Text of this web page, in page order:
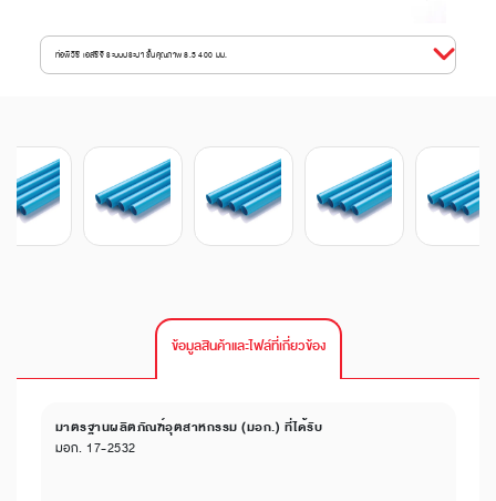
ท่อพีวีซี เอสซีจี ระบบประปา ชั้นคุณภาพ 8.5 400 มม.
ข้อมูลสินค้าและไฟล์ที่เกี่ยวข้อง
มาตรฐานผลิตภัณฑ์อุตสาหกรรม (มอก.) ที่ได้รับ
มอก. 17-2532